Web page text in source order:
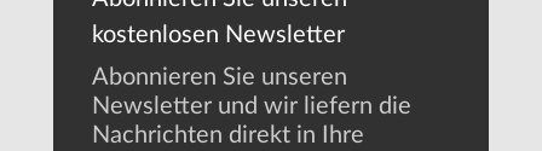
kostenlosen Newsletter
Abonnieren Sie unseren
Newsletter und wir liefern die
Nachrichten direkt in Ihre